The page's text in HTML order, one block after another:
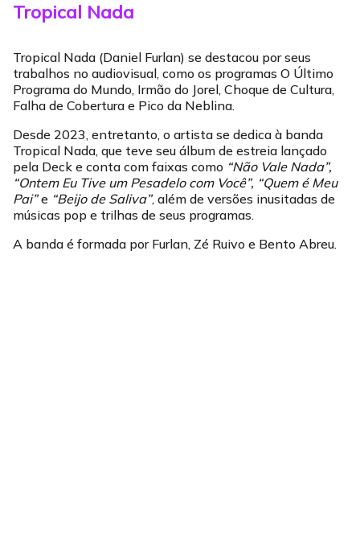
Tropical Nada
Tropical Nada (Daniel Furlan) se destacou por seus
trabalhos no audiovisual, como os programas O Último
Programa do Mundo, Irmão do Jorel, Choque de Cultura,
Falha de Cobertura e Pico da Neblina.
Desde 2023, entretanto, o artista se dedica à banda
Tropical Nada, que teve seu álbum de estreia lançado
pela Deck e conta com faixas como “Não Vale Nada”,
“Ontem Eu Tive um Pesadelo com Você”, “Quem é Meu
Pai”e “Beijo de Saliva”, além de versões inusitadas de
músicas pop e trilhas de seus programas.
A banda é formada por Furlan, Zé Ruivo e Bento Abreu.